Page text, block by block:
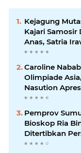
Kejagung
Kajari
Anas, Satria
Kemana?
Caroline
Olimpiade
Nasution
dan Bimbel
Pemprov
Bioskop Ria
Ditertibkan
Kelola dengan